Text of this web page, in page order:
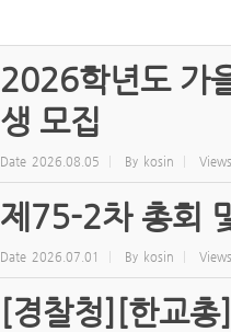
2026학년도 가
생 모집
Date 2026.08.05 By kosin Views
제75-2차 총회
Date 2026.07.01 By kosin Views
[경찰청][한교총